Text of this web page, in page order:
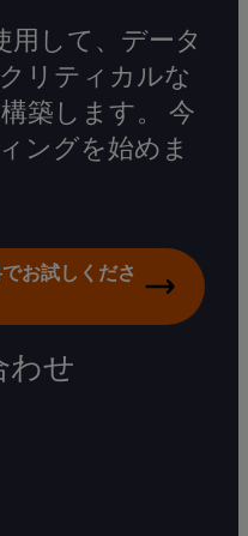
用して、データ
リティカルな
築します。 今
ングを始めま
お試しくださ
わせ